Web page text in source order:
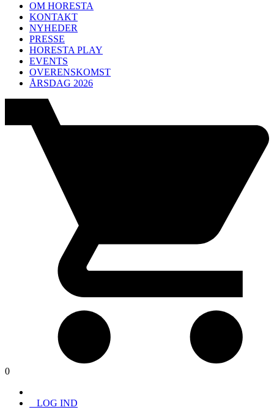
OM HORESTA
KONTAKT
NYHEDER
PRESSE
HORESTA PLAY
EVENTS
OVERENSKOMST
ÅRSDAG 2026
0
LOG IND